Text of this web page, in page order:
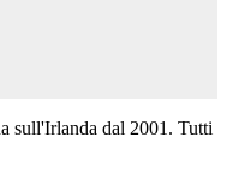
sull'Irlanda dal 2001. Tutti